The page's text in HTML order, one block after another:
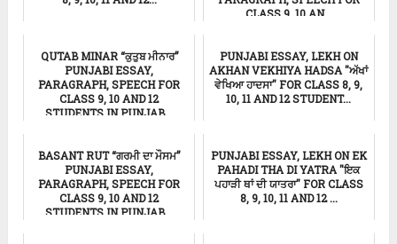
CLASS 9, 10 AN...
QUTAB MINAR “ਕੁਤੁਬ ਮੀਨਾਰ”
PUNJABI ESSAY,
PARAGRAPH, SPEECH FOR
CLASS 9, 10 AND 12
STUDENTS IN PUNJAB...
PUNJABI ESSAY, LEKH ON
AKHAN VEKHIYA HADSA "ਅੱਖਾਂ
ਵੇਖਿਆ ਹਾਦਸਾ" FOR CLASS 8, 9,
10, 11 AND 12 STUDENT...
BASANT RUT “ਗਰਮੀ ਦਾ ਮੌਸਮ”
PUNJABI ESSAY,
PARAGRAPH, SPEECH FOR
CLASS 9, 10 AND 12
STUDENTS IN PUNJAB...
PUNJABI ESSAY, LEKH ON EK
PAHADI THA DI YATRA "ਇਕ
ਪਹਾੜੀ ਥਾਂ ਦੀ ਯਾਤਰਾ" FOR CLASS
8, 9, 10, 11 AND 12 ...